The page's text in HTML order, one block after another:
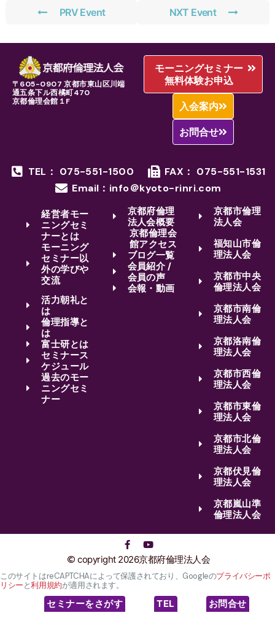
PRV Event NXT Event
〒605-0907 京都市東山区川端
通五条下ル西橘町470
京都倫理会館１F
モーニングセミナー
無料体験お申込
入会案内
お問合せ
TEL： 075-551-1500
FAX： 075-551-1531
Email：info＠kyoto-rinri.com
経営者モー
ニングセミ
ナーとは
モーニング
セミナー以
外の学びや
交流
活力朝礼と
は
倫理指導と
は
富士研とは
セミナース
ケジュール
過去のモー
ニングセミ
ナー
京都府倫理
法人会概要
京都倫理会
館アクセス
ブログ一覧
会員紹介 /
会員の声
会報・動画
京都市倫理
法人会
福知山市倫
理法人会
京都市中央
倫理法人会
京都市南倫
理法人会
京都洛南倫
理法人会
京都市西倫
理法人会
京都市東倫
理法人会
京都市北倫
理法人会
京都伏見倫
理法人会
京都嵐山準
倫理法人会
copyright 2026京都府倫理法人会
このサイトはreCAPTCHAによって保護されており、Googleのプライバシーポ
リシーと利用規約が適用されます。
セミナーをさがす TEL お問合せ